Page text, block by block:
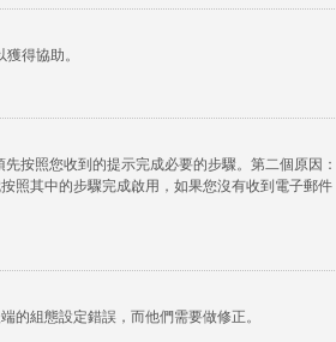
得協助。
按照您收到的提示完成必要的步驟。第二個原因
照其中的步驟完成啟用，如果您沒有收到電子郵
的組態設定錯誤，而他們需要做修正。